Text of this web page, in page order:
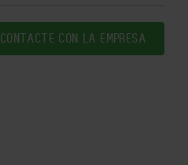
CONTACTE CON LA EMPRESA